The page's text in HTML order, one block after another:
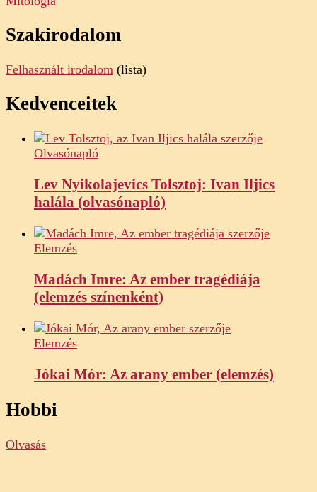
Szakirodalom
Felhasznált irodalom (lista)
Kedvenceitek
Olvasónapló
Lev Nyikolajevics Tolsztoj: Ivan Iljics
halála (olvasónapló)
Elemzés
Madách Imre: Az ember tragédiája
(elemzés színenként)
Elemzés
Jókai Mór: Az arany ember (elemzés)
Hobbi
Olvasás